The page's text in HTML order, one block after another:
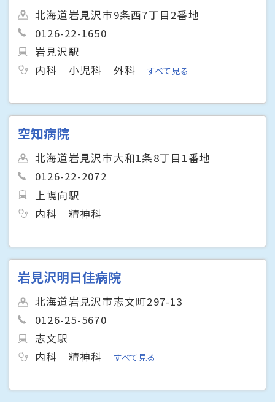
北海道岩見沢市9条西7丁目2番地
0126-22-1650
岩見沢駅
内科
小児科 外科 すべて見る
空知病院
北海道岩見沢市大和1条8丁目1番地
0126-22-2072
上幌向駅
内科
精神科
岩見沢明日佳病院
北海道岩見沢市志文町297-13
0126-25-5670
志文駅
内科
精神科 すべて見る